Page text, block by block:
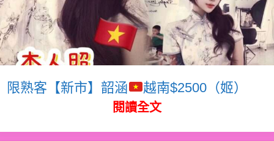
限熟客【新市】韶涵 越南$2500（姬）
閱讀全文